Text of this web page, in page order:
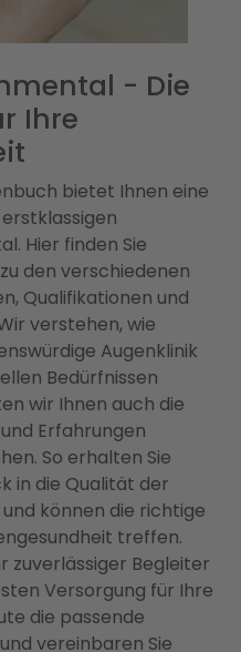
- Die
Ihre
bietet Ihnen eine
Hier finden Sie
den verschiedenen
Qualifikationen und
verstehen, wie
Augenklinik
Bedürfnissen
wir Ihnen auch die
Erfahrungen
So erhalten Sie
in die Qualität der
können die richtige
treffen.
zuverlässiger Begleiter
Versorgung für Ihre
die passende
vereinbaren Sie